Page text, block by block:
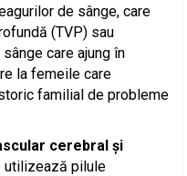
de sânge, care
(TVP) sau
care ajung în
la femeile care
familial de probleme
cerebral și
utilizează pilule